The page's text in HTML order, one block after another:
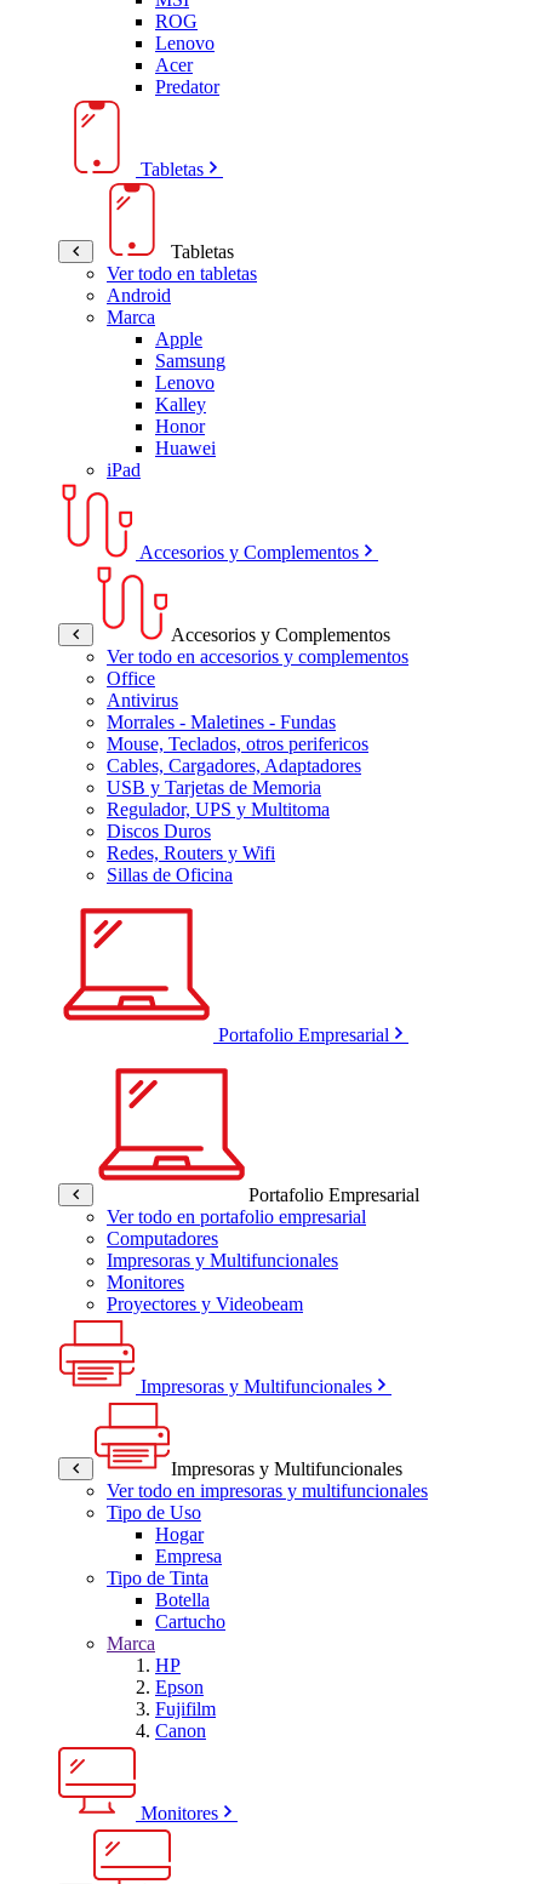
ROG
Lenovo
Acer
Predator
Tabletas
Tabletas
Ver todo en tabletas
Android
Marca
Apple
Samsung
Lenovo
Kalley
Honor
Huawei
iPad
Accesorios y Complementos
Accesorios y Complementos
Ver todo en accesorios y complementos
Office
Antivirus
Morrales - Maletines - Fundas
Mouse, Teclados, otros perifericos
Cables, Cargadores, Adaptadores
USB y Tarjetas de Memoria
Regulador, UPS y Multitoma
Discos Duros
Redes, Routers y Wifi
Sillas de Oficina
Portafolio Empresarial
Portafolio Empresarial
Ver todo en portafolio empresarial
Computadores
Impresoras y Multifuncionales
Monitores
Proyectores y Videobeam
Impresoras y Multifuncionales
Impresoras y Multifuncionales
Ver todo en impresoras y multifuncionales
Tipo de Uso
Hogar
Empresa
Tipo de Tinta
Botella
Cartucho
Marca
HP
Epson
Fujifilm
Canon
Monitores